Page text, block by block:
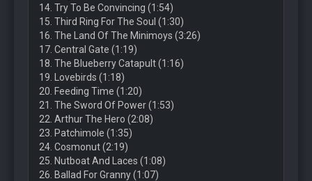
14. Try To Be Convincing (1:54)
15. Third Ring For The Soul (1:30)
16. The Land Of The Minimoys (3:26)
17. Central Gate (1:19)
18. The Blueberry Catapult (1:16)
19. Lovebirds (1:18)
20. Feeding Time (1:20)
21. The Sword Of Power (1:53)
22. Arthur The Hero (2:08)
23. Patchimole (1:35)
24. Cosmonut (2:19)
25. Nutboat And Laces (1:08)
26. Ballad For Granny (1:07)